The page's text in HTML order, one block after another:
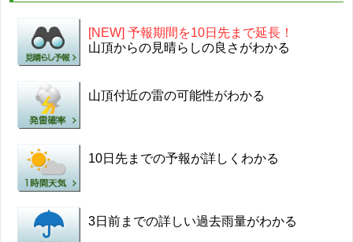
[NEW] 予報期間を10日先まで延長！
山頂からの見晴らしの良さがわかる
山頂付近の雷の可能性がわかる
10日先までの予報が詳しくわかる
3日前までの詳しい過去雨量がわかる